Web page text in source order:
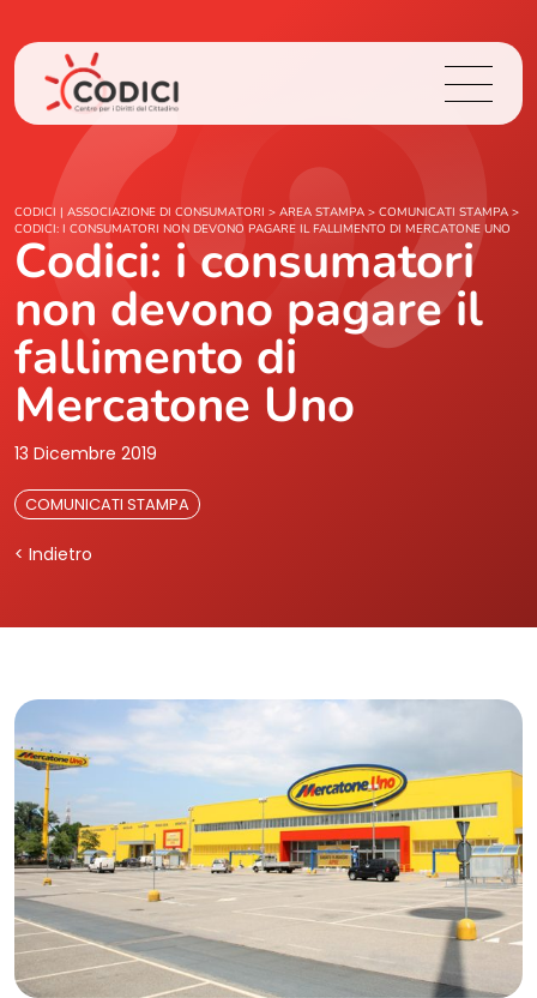
Chi Siamo
Cosa Facciamo
Area Stampa
Contatti
CODICI | ASSOCIAZIONE DI CONSUMATORI > AREA STAMPA > COMUNICATI STAMPA >
CODICI: I CONSUMATORI NON DEVONO PAGARE IL FALLIMENTO DI MERCATONE UNO
Codici: i consumatori
non devono pagare il
fallimento di
Mercatone Uno
13 Dicembre 2019
COMUNICATI STAMPA
< Indietro